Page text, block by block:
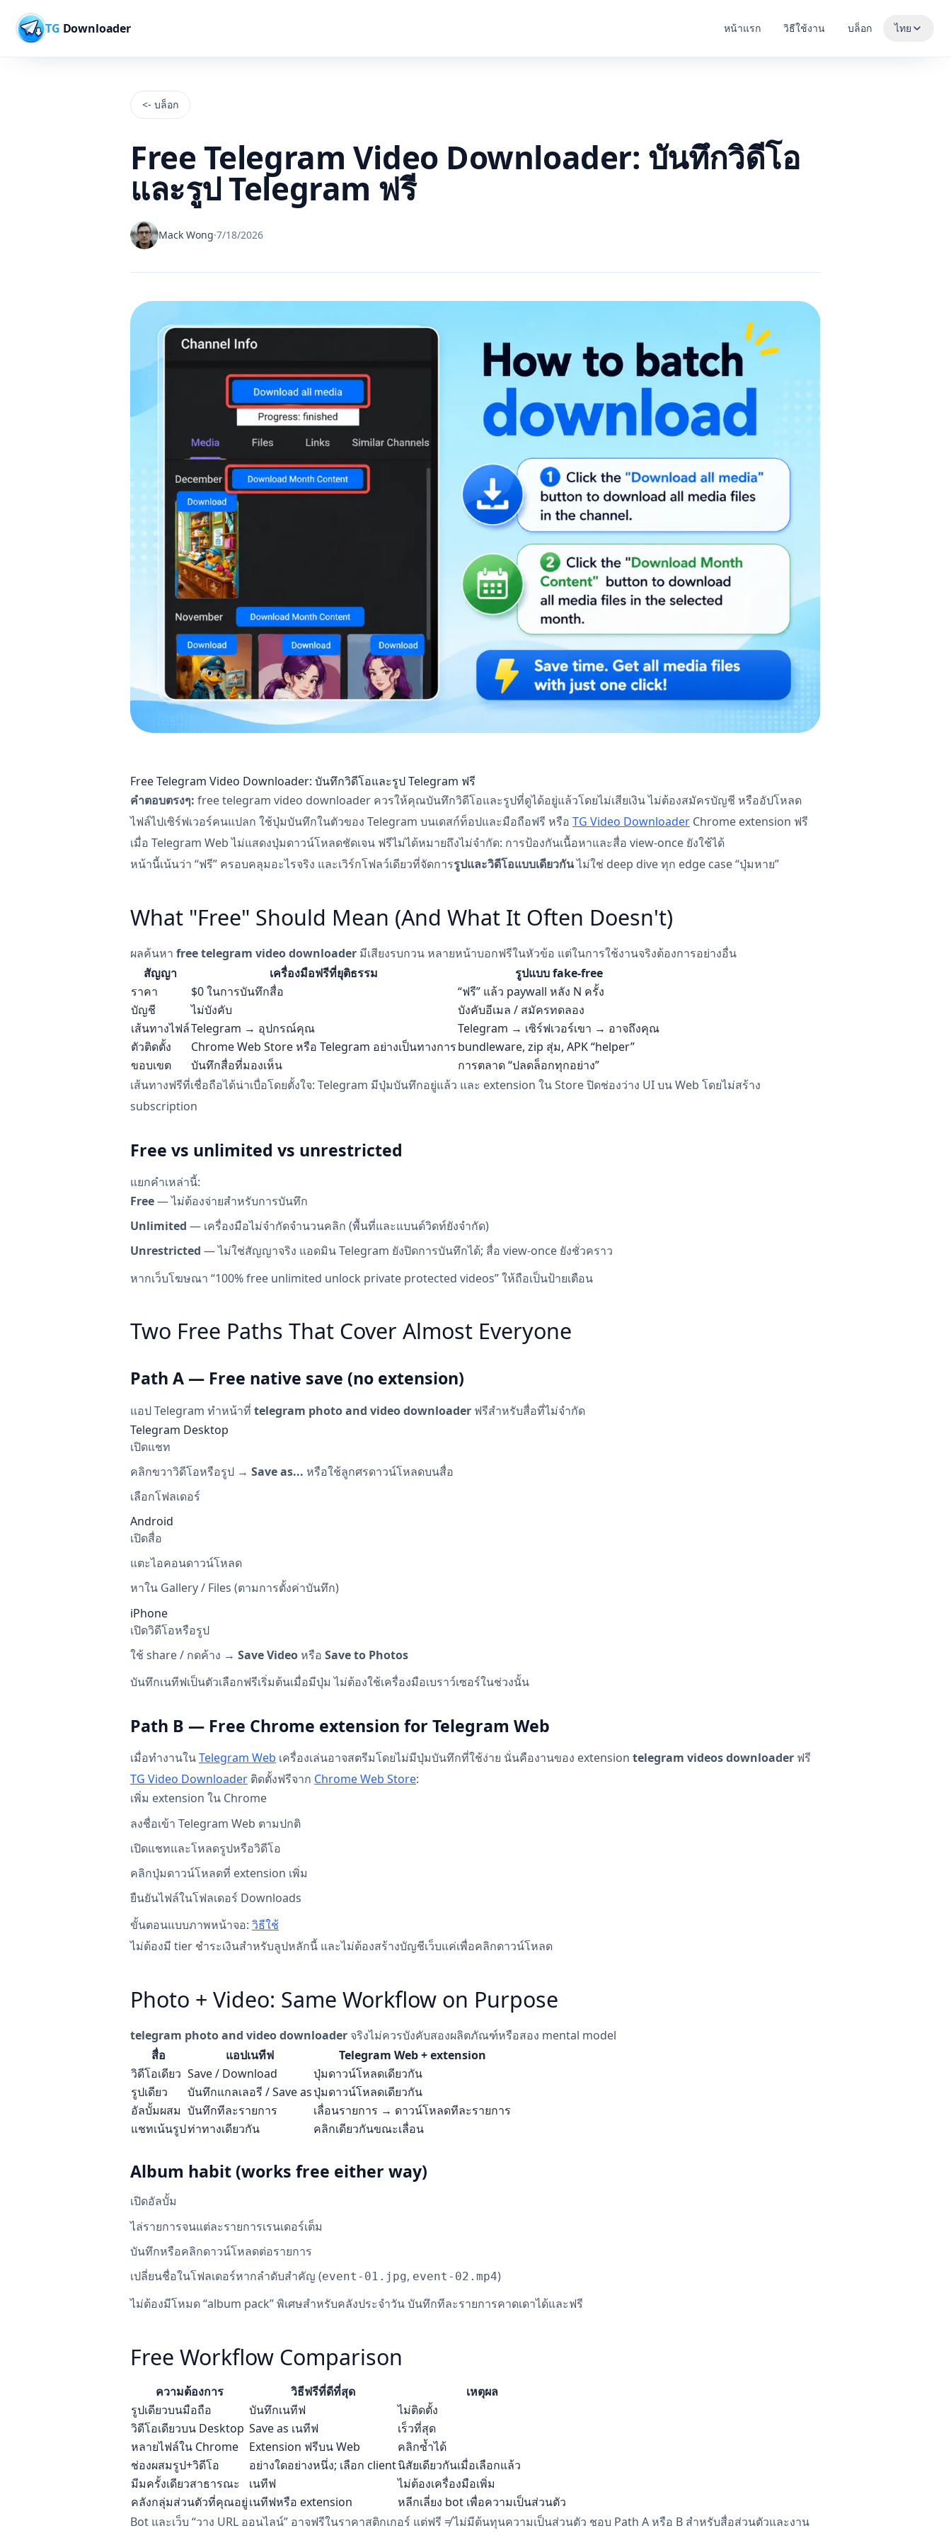
TG Downloader หน้าแรก วิธีใช้งาน บล็อก ไทย
<- บล็อก
Free Telegram Video Downloader: บันทึกวิดีโอ
และรูป Telegram ฟรี
Mack Wong·7/18/2026
Free Telegram Video Downloader: บันทึกวิดีโอและรูป Telegram ฟรี
คำตอบตรงๆ: free telegram video downloader ควรให้คุณบันทึกวิดีโอและรูปที่ดูได้อยู่แล้วโดยไม่เสียเงิน ไม่ต้องสมัครบัญชี หรืออัปโหลด
ไฟล์ไปเซิร์ฟเวอร์คนแปลก ใช้ปุ่มบันทึกในตัวของ Telegram บนเดสก์ท็อปและมือถือฟรี หรือ TG Video Downloader Chrome extension ฟรี
เมื่อ Telegram Web ไม่แสดงปุ่มดาวน์โหลดชัดเจน ฟรีไม่ได้หมายถึงไม่จำกัด: การป้องกันเนื้อหาและสื่อ view-once ยังใช้ได้
หน้านี้เน้นว่า “ฟรี” ครอบคลุมอะไรจริง และเวิร์กโฟลว์เดียวที่จัดการรูปและวิดีโอแบบเดียวกันไม่ใช่ deep dive ทุก edge case “ปุ่มหาย”
What "Free" Should Mean (And What It Often Doesn't)
ผลค้นหา free telegram video downloader มีเสียงรบกวน หลายหน้าบอกฟรีในหัวข้อ แต่ในการใช้งานจริงต้องการอย่างอื่น
สัญญา
เครื่องมือฟรีที่ยุติธรรม
รูปแบบ fake-free
ราคา
$0 ในการบันทึกสื่อ
“ฟรี” แล้ว paywall หลัง N ครั้ง
บัญชี
ไม่บังคับ
บังคับอีเมล / สมัครทดลอง
เส้นทางไฟล์Telegram → อุปกรณ์คุณ
Telegram → เซิร์ฟเวอร์เขา → อาจถึงคุณ
ตัวติดตั้ง
Chrome Web Store หรือ Telegram อย่างเป็นทางการbundleware, zip สุ่ม, APK “helper”
ขอบเขต
บันทึกสื่อที่มองเห็น
การตลาด “ปลดล็อกทุกอย่าง”
เส้นทางฟรีที่เชื่อถือได้น่าเบื่อโดยตั้งใจ: Telegram มีปุ่มบันทึกอยู่แล้ว และ extension ใน Store ปิดช่องว่าง UI บน Web โดยไม่สร้าง
subscription
Free vs unlimited vs unrestricted
แยกคำเหล่านี้:
Free— ไม่ต้องจ่ายสำหรับการบันทึก
Unlimited — เครื่องมือไม่จำกัดจำนวนคลิก (พื้นที่และแบนด์วิดท์ยังจำกัด)
Unrestricted — ไม่ใช่สัญญาจริง แอดมิน Telegram ยังปิดการบันทึกได้; สื่อ view-once ยังชั่วคราว
หากเว็บโฆษณา “100% free unlimited unlock private protected videos” ให้ถือเป็นป้ายเตือน
Two Free Paths That Cover Almost Everyone
Path A — Free native save (no extension)
แอป Telegram ทำหน้าที่ telegram photo and video downloader ฟรีสำหรับสื่อที่ไม่จำกัด
Telegram Desktop
เปิดแชท
คลิกขวาวิดีโอหรือรูป → Save as... หรือใช้ลูกศรดาวน์โหลดบนสื่อ
เลือกโฟลเดอร์
Android
เปิดสื่อ
แตะไอคอนดาวน์โหลด
หาใน Gallery / Files (ตามการตั้งค่าบันทึก)
iPhone
เปิดวิดีโอหรือรูป
ใช้ share / กดค้าง → Save Videoหรือ Save to Photos
บันทึกเนทีฟเป็นตัวเลือกฟรีเริ่มต้นเมื่อมีปุ่ม ไม่ต้องใช้เครื่องมือเบราว์เซอร์ในช่วงนั้น
Path B — Free Chrome extension for Telegram Web
เมื่อทำงานในTelegram Web เครื่องเล่นอาจสตรีมโดยไม่มีปุ่มบันทึกที่ใช้ง่าย นั่นคืองานของ extension telegram videos downloader ฟรี
TG Video Downloader ติดตั้งฟรีจาก Chrome Web Store:
เพิ่ม extension ใน Chrome
ลงชื่อเข้า Telegram Web ตามปกติ
เปิดแชทและโหลดรูปหรือวิดีโอ
คลิกปุ่มดาวน์โหลดที่ extension เพิ่ม
ยืนยันไฟล์ในโฟลเดอร์ Downloads
ขั้นตอนแบบภาพหน้าจอ: วิธีใช้
ไม่ต้องมี tier ชำระเงินสำหรับลูปหลักนี้ และไม่ต้องสร้างบัญชีเว็บแค่เพื่อคลิกดาวน์โหลด
Photo + Video: Same Workflow on Purpose
telegram photo and video downloader จริงไม่ควรบังคับสองผลิตภัณฑ์หรือสอง mental model
สื่อ
แอปเนทีฟ
Telegram Web + extension
วิดีโอเดียว Save / Download
ปุ่มดาวน์โหลดเดียวกัน
รูปเดียว
บันทึกแกลเลอรี / Save asปุ่มดาวน์โหลดเดียวกัน
อัลบั้มผสม บันทึกทีละรายการ
เลื่อนรายการ → ดาวน์โหลดทีละรายการ
แชทเน้นรูปท่าทางเดียวกัน คลิกเดียวกันขณะเลื่อน
Album habit (works free either way)
เปิดอัลบั้ม
ไล่รายการจนแต่ละรายการเรนเดอร์เต็ม
บันทึกหรือคลิกดาวน์โหลดต่อรายการ
เปลี่ยนชื่อในโฟลเดอร์หากลำดับสำคัญ (event-01.jpg, event-02.mp4)
ไม่ต้องมีโหมด “album pack” พิเศษสำหรับคลังประจำวัน บันทึกทีละรายการคาดเดาได้และฟรี
Free Workflow Comparison
ความต้องการ วิธีฟรีที่ดีที่สุด
เหตุผล
รูปเดียวบนมือถือ
บันทึกเนทีฟ
ไม่ติดตั้ง
วิดีโอเดียวบน Desktop Save as เนทีฟ
เร็วที่สุด
หลายไฟล์ใน Chrome
Extension ฟรีบน Web
คลิกซ้ำได้
ช่องผสมรูป+วิดีโอ
อย่างใดอย่างหนึ่ง; เลือก clientนิสัยเดียวกันเมื่อเลือกแล้ว
มีมครั้งเดียวสาธารณะ
เนทีฟ
ไม่ต้องเครื่องมือเพิ่ม
คลังกลุ่มส่วนตัวที่คุณอยู่เนทีฟหรือ extension
หลีกเลี่ยง bot เพื่อความเป็นส่วนตัว
Bot และเว็บ “วาง URL ออนไลน์” อาจฟรีในราคาสติกเกอร์ แต่ฟรี ≠ ไม่มีต้นทุนความเป็นส่วนตัว ชอบ Path A หรือ B สำหรับสื่อส่วนตัวและงาน